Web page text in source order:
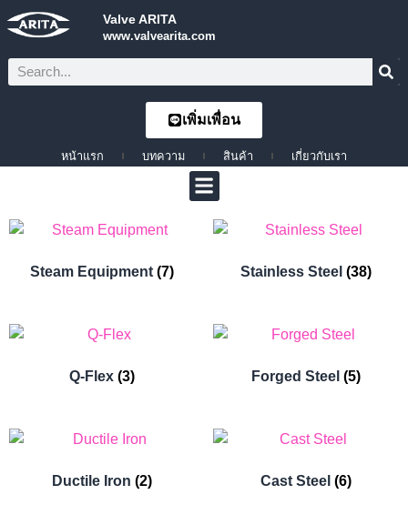
Valve ARITA
www.valvearita.com
เพิ่มเพื่อน
หน้าแรก บทความ สินค้า เกี่ยวกับเรา
Steam Equipment (7) Stainless Steel (38)
Q-Flex (3) Forged Steel (5)
Ductile Iron (2) Cast Steel (6)